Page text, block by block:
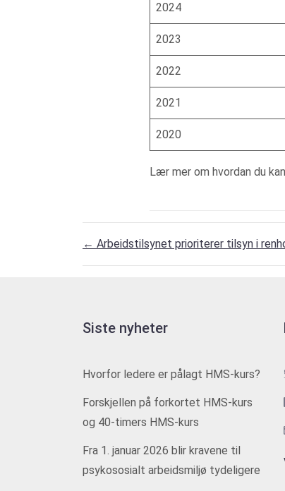
2024
2023
2022
2021
2020
Lær mer om hvordan du kan
← Arbeidstilsynet prioriterer tilsyn i
Siste nyheter
Hvorfor ledere er pålagt HMS-kurs?
Forskjellen på forkortet HMS-kurs
og 40-timers HMS-kurs
Fra 1. januar 2026 blir kravene til
psykososialt arbeidsmiljø tydeligere